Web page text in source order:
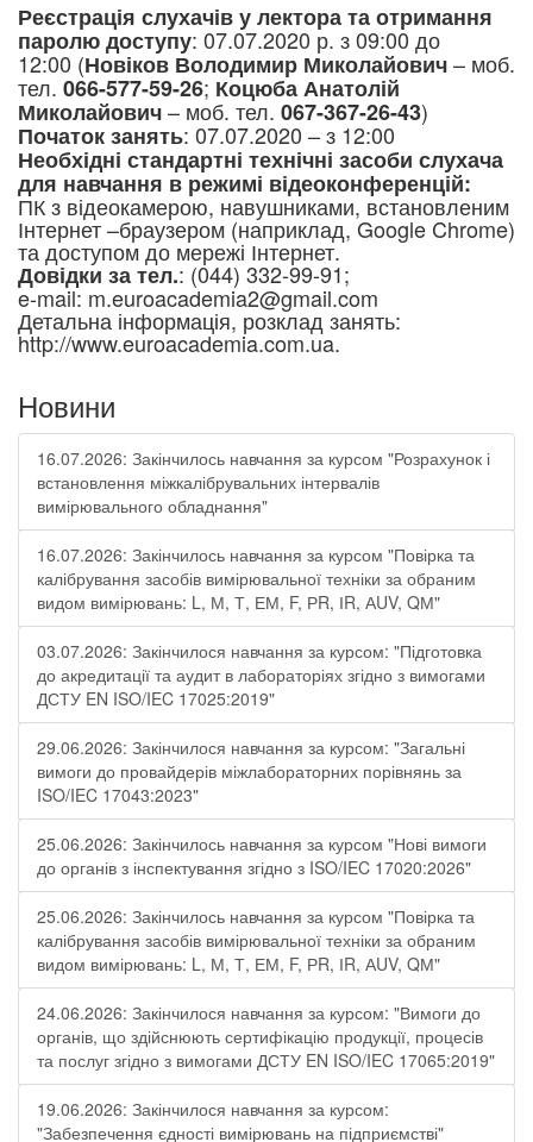
Реєстрація слухачів у лектора та отримання
паролю доступу: 07.07.2020 р. з 09:00 до
12:00 (Новіков Володимир Миколайович– моб.
тел. 066-577-59-26; Коцюба Анатолій
Миколайович– моб. тел. 067-367-26-43)
Початок занять: 07.07.2020 – з 12:00
Необхідні стандартні технічні засоби слухача
для навчання в режимі відеоконференцій:
ПК з відеокамерою, навушниками, встановленим
Інтернет –браузером (наприклад, Google Chrome)
та доступом до мережі Інтернет.
Довідки за тел.: (044) 332-99-91;
e-mail: m.euroacademia2@gmail.com
Детальна інформація, розклад занять:
http://www.euroacademia.com.ua.
Новини
16.07.2026: Закінчилось навчання за курсом "Розрахунок і
встановлення міжкалібрувальних інтервалів
вимірювального обладнання"
16.07.2026: Закінчилось навчання за курсом "Повірка та
калібрування засобів вимірювальної техніки за обраним
видом вимірювань: L, М, Т, ЕМ, F, РR, ІR, АUV, QМ"
03.07.2026: Закінчилося навчання за курсом: "Підготовка
до акредитації та аудит в лабораторіях згідно з вимогами
ДСТУ EN ISO/IEC 17025:2019"
29.06.2026: Закінчилося навчання за курсом: "Загальні
вимоги до провайдерів міжлабораторних порівнянь за
ISO/IEC 17043:2023"
25.06.2026: Закінчилось навчання за курсом "Нові вимоги
до органів з інспектування згідно з ISO/IEC 17020:2026"
25.06.2026: Закінчилось навчання за курсом "Повірка та
калібрування засобів вимірювальної техніки за обраним
видом вимірювань: L, М, Т, ЕМ, F, РR, ІR, АUV, QМ"
24.06.2026: Закінчилося навчання за курсом: "Вимоги до
органів, що здійснюють сертифікацію продукції, процесів
та послуг згідно з вимогами ДСТУ EN ISO/IEC 17065:2019"
19.06.2026: Закінчилося навчання за курсом:
"Забезпечення єдності вимірювань на підприємстві"